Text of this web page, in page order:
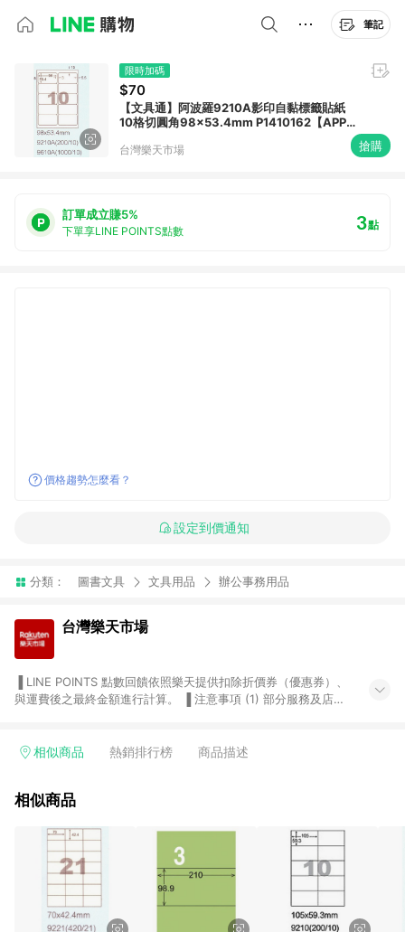
筆記
限時加碼
$70
【文具通】阿波羅9210A影印自黏標籤貼紙
10格切圓角98x53.4mm P1410162【APP滿
8/31止
台灣樂天市場 搶購
訂單成立賺5%
下單享LINE POINTS點數 3點
價格趨勢怎麼看？
設定到價通知
分類： 圖書文具 文具用品 辦公事務用品
台灣樂天市場
與運費後之最終金額進行計算。 ▐ 注意事項 (1) 部分服務及店家
Smart mobile、神腦生活、JS巨盛、樂天KOBO電子書，請詳閱
台灣樂天市場，並在同一瀏覽器於24小時內結帳，才享有 LINE
市場 45 天內完成訂單出貨及結帳，則不符合贈點資格。 (4) 如
使用APP、或中途瀏覽比價網、回饋網、Google等其他網頁、或
由網頁版(電腦版/手機版網頁)切換為App都將會造成追蹤中斷而
無法進行 LINE POINTS 回饋。 (5) LINE 購物為購物資訊整合性
平台，商品資料更新會有時間差，如顯示之商品規格、顏色、價
位、贈品與台灣樂天市場銷售網頁不符，以銷售網頁標示為準。
相似商品 熱銷排行榜 商品描述
相似商品